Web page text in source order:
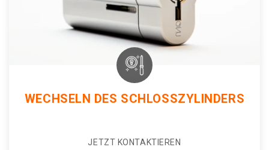
WECHSELN DES SCHLOSSZYLINDERS
JETZT KONTAKTIEREN